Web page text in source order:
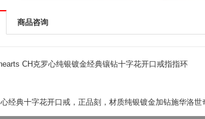
商品咨询
CH克罗心纯银镀金经典镶钻十字花开口戒指指环
经典十字花开口戒，正品刻，材质纯银镀金加钻施华洛